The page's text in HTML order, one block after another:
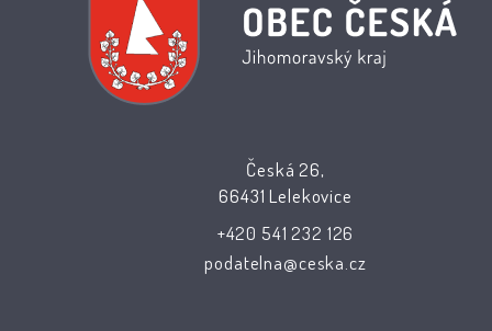
Česká 26,
66431 Lelekovice
+420 541 232 126
podatelna@ceska.cz